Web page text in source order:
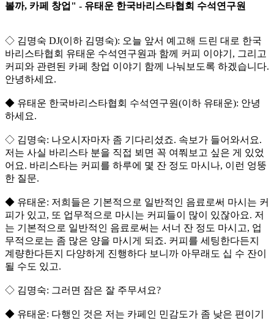
볼까, 카페 창업" - 유태운 한국바리스타협회 수석연구원
◇ 김명숙 DJ(이하 김명숙): 오늘 앞서 예고해 드린 대로 한국
바리스타협회 유태운 수석연구원과 함께 커피 이야기, 그리고
커피와 관련된 카페 창업 이야기 함께 나눠보도록 하겠습니다.
안녕하세요.
◆ 유태운 한국바리스타협회 수석연구원(이하 유태운): 안녕
하세요.
◇ 김명숙: 나오시자마자 좀 기다리셨죠. 속보가 들어와서요.
저는 사실 바리스타 분을 직접 뵈면 꼭 여쭤보고 싶은 게 있었
어요. 바리스타는 커피를 하루에 몇 잔 정도 마시나, 이런 엉뚱
한 질문.
◆ 유태운: 저희들은 기본적으로 일반적인 음료로써 마시는 커
피가 있고, 또 업무적으로 마시는 커피들이 많이 있잖아요. 저
는 기본적으로 일반적인 음료로써는 서너 잔 정도 마시고, 업
무적으로는 좀 많은 양을 마시게 되죠. 커피를 세팅한다든지
계량한다든지 다양하게 진행하다 보니까 아무래도 십 수 잔이
될 수도 있고.
◇ 김명숙: 그러면 잠은 잘 주무셔요?
◆ 유태운: 다행인 것은 저는 카페인 민감도가 좀 낮은 편이기